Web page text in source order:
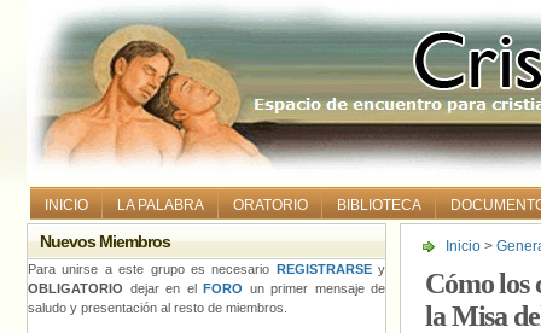
INICIO LA PALABRA ORATORIO BIBLIOTECA
Inicio >
Cómo los
la Misa
Nuevos Miembros
Para unirse a este grupo es necesario REGISTRARSEy
OBLIGATORIO dejar en el FORO un primer mensaje de
saludo y presentación al resto de miembros.